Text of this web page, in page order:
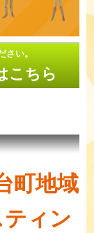
い。
こちら
町地域
ィン